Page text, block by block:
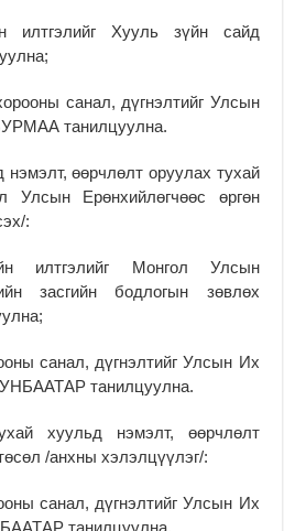
илтгэлийг Хууль зүйн сайд
санал, дүгнэлтийг Улсын
танилцуулна.
нэмэлт, өөрчлөлт оруулах тухай
Улсын Ерөнхийлөгчөөс өргөн
:
илтгэлийг Монгол Улсын
засгийн бодлогын зөвлөх
санал, дүгнэлтийг Улсын Их
танилцуулна.
хуульд нэмэлт, өөрчлөлт
/анхны хэлэлцүүлэг/:
санал, дүгнэлтийг Улсын Их
танилцуулна.